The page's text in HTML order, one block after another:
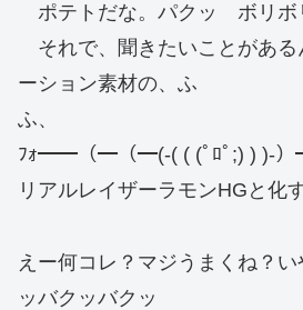
ポテトだな。パクッ ボリボ
それで、聞きたいことがある
ーション素材の、ふ
ふ、
ﾌｫ━━（━（━(-( ( (ﾟﾛﾟ;) ) )-
リアルレイザーラモンHGと化
えー何コレ？マジうまくね？
ッバクッバクッ